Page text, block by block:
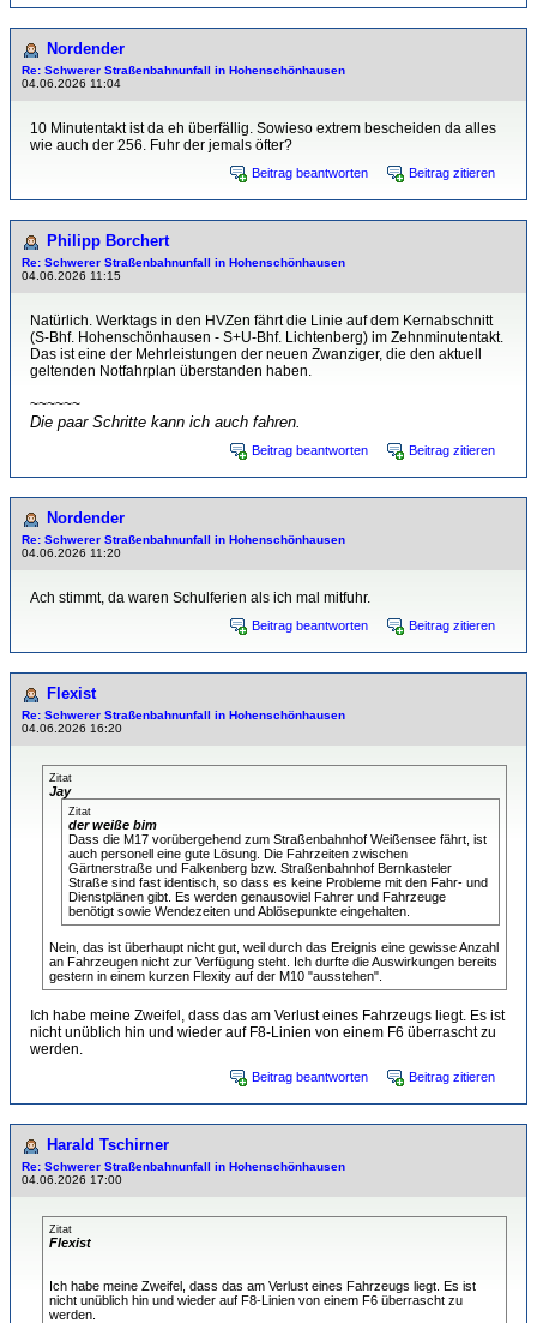
Nordender
Re: Schwerer Straßenbahnunfall in Hohenschönhausen
04.06.2026 11:04
10 Minutentakt ist da eh überfällig. Sowieso extrem bescheiden da alles
wie auch der 256. Fuhr der jemals öfter?
Beitrag beantworten Beitrag zitieren
Philipp Borchert
Re: Schwerer Straßenbahnunfall in Hohenschönhausen
04.06.2026 11:15
Natürlich. Werktags in den HVZen fährt die Linie auf dem Kernabschnitt
(S-Bhf. Hohenschönhausen - S+U-Bhf. Lichtenberg) im Zehnminutentakt.
Das ist eine der Mehrleistungen der neuen Zwanziger, die den aktuell
geltenden Notfahrplan überstanden haben.
~~~~~~
Die paar Schritte kann ich auch fahren.
Beitrag beantworten Beitrag zitieren
Nordender
Re: Schwerer Straßenbahnunfall in Hohenschönhausen
04.06.2026 11:20
Ach stimmt, da waren Schulferien als ich mal mitfuhr.
Beitrag beantworten Beitrag zitieren
Flexist
Re: Schwerer Straßenbahnunfall in Hohenschönhausen
04.06.2026 16:20
Zitat
Jay
Zitat
der weiße bim
Dass die M17 vorübergehend zum Straßenbahnhof Weißensee fährt, ist
auch personell eine gute Lösung. Die Fahrzeiten zwischen
Gärtnerstraße und Falkenberg bzw. Straßenbahnhof Bernkasteler
Straße sind fast identisch, so dass es keine Probleme mit den Fahr- und
Dienstplänen gibt. Es werden genausoviel Fahrer und Fahrzeuge
benötigt sowie Wendezeiten und Ablösepunkte eingehalten.
Nein, das ist überhaupt nicht gut, weil durch das Ereignis eine gewisse Anzahl
an Fahrzeugen nicht zur Verfügung steht. Ich durfte die Auswirkungen bereits
gestern in einem kurzen Flexity auf der M10 "ausstehen".
Ich habe meine Zweifel, dass das am Verlust eines Fahrzeugs liegt. Es ist
nicht unüblich hin und wieder auf F8-Linien von einem F6 überrascht zu
werden.
Beitrag beantworten Beitrag zitieren
Harald Tschirner
Re: Schwerer Straßenbahnunfall in Hohenschönhausen
04.06.2026 17:00
Zitat
Flexist
Ich habe meine Zweifel, dass das am Verlust eines Fahrzeugs liegt. Es ist
nicht unüblich hin und wieder auf F8-Linien von einem F6 überrascht zu
werden.